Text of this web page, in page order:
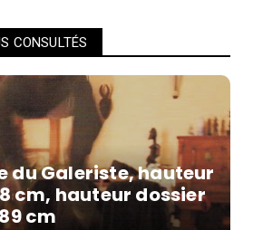
CONSULTÉS
du Galeriste, hauteur
cm, hauteur dossier
cm